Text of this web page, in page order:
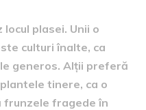
plasei. Unii o
culturi înalte, ca
generos. Alții preferă
tinere, ca o
frunzele fragede în